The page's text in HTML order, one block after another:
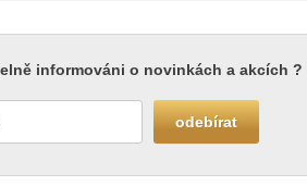
informováni o novinkách a akcích ?